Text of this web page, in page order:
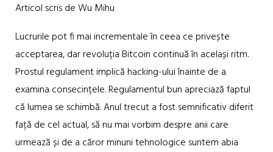
Articol scris de Wu Mihu
Lucrurile pot fi mai incrementale în ceea ce privește
acceptarea, dar revoluția Bitcoin continuă în același ritm.
Prostul regulament implică hacking-ului înainte de a
examina consecințele. Regulamentul bun apreciază faptul
că lumea se schimbă. Anul trecut a fost semnificativ diferit
față de cel actual, să nu mai vorbim despre anii care
urmează și de a căror minuni tehnologice suntem abia